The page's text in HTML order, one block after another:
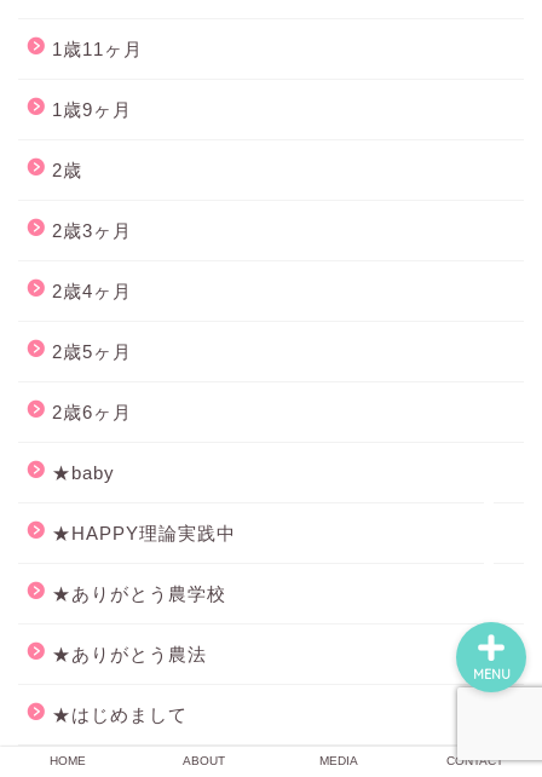
1歳11ヶ月
1歳9ヶ月
2歳
2歳3ヶ月
2歳4ヶ月
2歳5ヶ月
2歳6ヶ月
★baby
★HAPPY理論実践中
★ありがとう農学校
★ありがとう農法
★はじめまして
HOME ABOUT MEDIA CONTACT
MENU